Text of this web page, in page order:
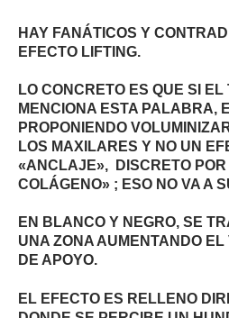
HAY FANÁTICOS Y
EFECTO LIFTING.
LO CONCRETO ES QUE SI EL
MENCIONA ESTA PALABRA,
PROPONIENDO
LOS MAXILARES Y NO UN
«ANCLAJE», DISCRETO POR
COLÁGENO» ; ESO NO VA A
EN BLANCO Y NEGRO, SE
UNA ZONA AUMENTANDO
DE APOYO.
EL EFECTO ES RELLENO